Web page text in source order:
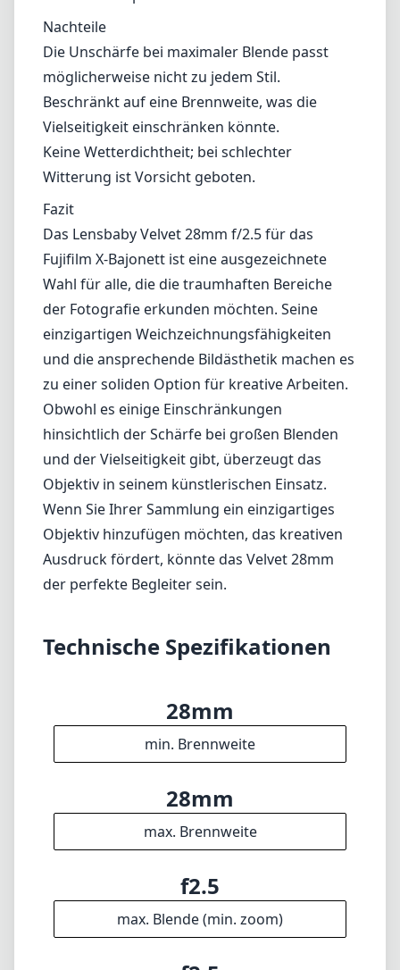
Vorteile
Hervorragende Verarbeitungsqualität mit
robuster Metallkonstruktion.
Einzigartiger Weichzeichner-Effekt und
schönes Bokeh.
Kompakt und leicht, somit äußerst portabel.
Nachteile
Die Unschärfe bei maximaler Blende passt
möglicherweise nicht zu jedem Stil.
Beschränkt auf eine Brennweite, was die
Vielseitigkeit einschränken könnte.
Keine Wetterdichtheit; bei schlechter
Witterung ist Vorsicht geboten.
Fazit
Das Lensbaby Velvet 28mm f/2.5 für das
Fujifilm X-Bajonett ist eine ausgezeichnete
Wahl für alle, die die traumhaften Bereiche
der Fotografie erkunden möchten. Seine
einzigartigen Weichzeichnungsfähigkeiten
und die ansprechende Bildästhetik machen es
Obwohl es einige Einschränkungen
hinsichtlich der Schärfe bei großen Blenden
Objektiv in seinem künstlerischen Einsatz.
Wenn Sie Ihrer Sammlung ein einzigartiges
Objektiv hinzufügen möchten, das kreativen
Ausdruck fördert, könnte das Velvet 28mm
der perfekte Begleiter sein.
Technische Spezifikationen
28mm